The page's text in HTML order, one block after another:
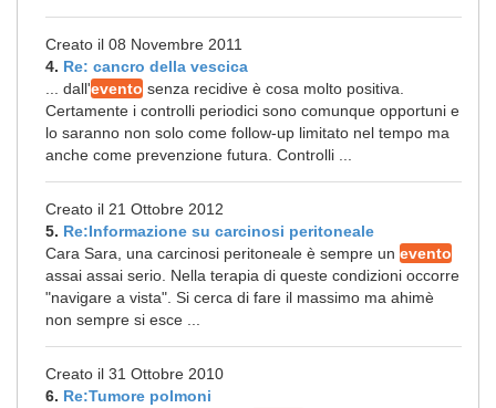
Creato il 08 Novembre 2011
4. Re: cancro della vescica
... dall'evento senza recidive è cosa molto positiva.
Certamente i controlli periodici sono comunque opportuni e
lo saranno non solo come follow-up limitato nel tempo ma
anche come prevenzione futura. Controlli ...
Creato il 21 Ottobre 2012
5. Re:Informazione su carcinosi peritoneale
Cara Sara, una carcinosi peritoneale è sempre un evento
assai assai serio. Nella terapia di queste condizioni occorre
"navigare a vista". Si cerca di fare il massimo ma ahimè
non sempre si esce ...
Creato il 31 Ottobre 2010
6. Re:Tumore polmoni